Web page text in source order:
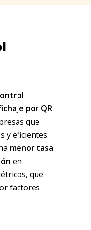
por QR
que
y eficientes.
menor tasa
en
que
factores